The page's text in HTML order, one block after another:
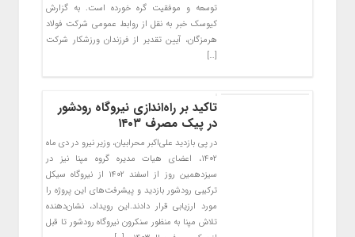
توسعه و موفقیت گره خورده است. به گزارش
کیوسک خبر به نقل از روابط عمومی شرکت فولاد
هرمزگان، آیین تقدیر از فرزندان ورزشکار شرکت
[…]
تاکید بر راه‌اندازی نیروگاه رودشور
در پیک مصرف ۱۴۰۳
در پی بازدید علی‌اکبر محرابیان، وزیر نیرو در دی ماه
۱۴۰۲، اعضای هیات مدیره گروه مپنا نیز در
سیزدهمین روز از اسفند ۱۴۰۲ از نیروگاه سیکل
ترکیبی رودشور بازدید و پیشرفت‌های این پروژه را
مورد ارزیابی قرار دادند.این رویداد، نشان‌دهنده
تلاش مپنا به منظور سنکرون نیروگاه رودشور تا قبل